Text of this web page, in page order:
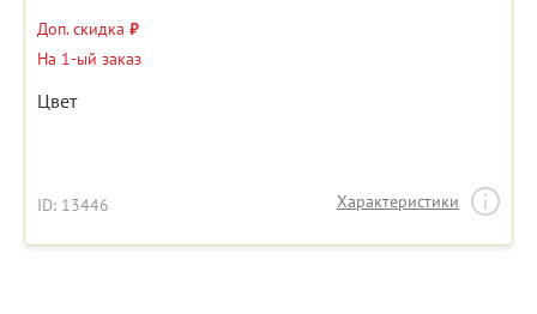
Доп. скидка ₽
На 1-ый заказ
Цвет
ID: 13446 Характеристики